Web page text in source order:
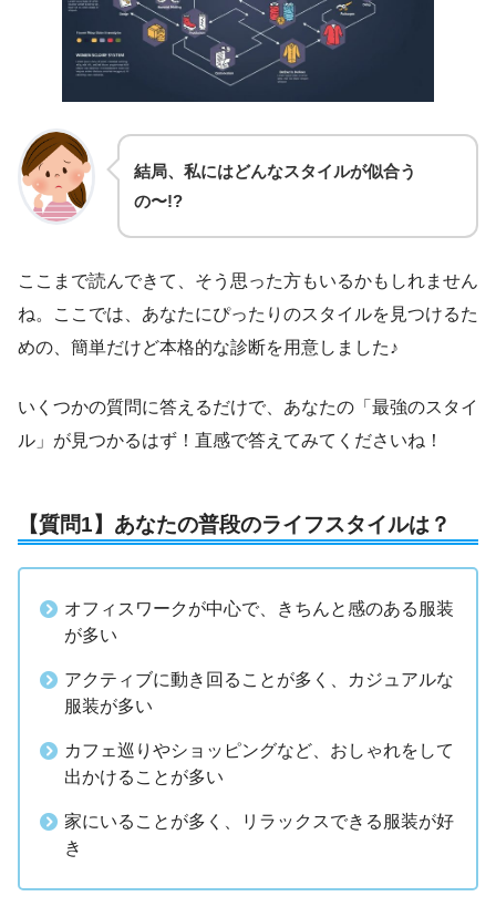
結局、私にはどんなスタイルが似合う
の〜!?
ここまで読んできて、そう思った方もいるかもしれません
ね。ここでは、あなたにぴったりのスタイルを見つけるた
めの、簡単だけど本格的な診断を用意しました♪
いくつかの質問に答えるだけで、あなたの「最強のスタイ
ル」が見つかるはず！直感で答えてみてくださいね！
【質問1】あなたの普段のライフスタイルは？
オフィスワークが中心で、きちんと感のある服装
が多い
アクティブに動き回ることが多く、カジュアルな
服装が多い
カフェ巡りやショッピングなど、おしゃれをして
出かけることが多い
家にいることが多く、リラックスできる服装が好
き